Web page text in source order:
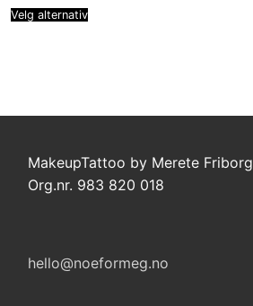
Velg alternativ
MakeupTattoo by Merete Friborg
Org.nr. 983 820 018
hello@noeformeg.no